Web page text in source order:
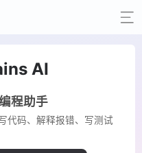
AI
程助手
代码、解释报错、写测试